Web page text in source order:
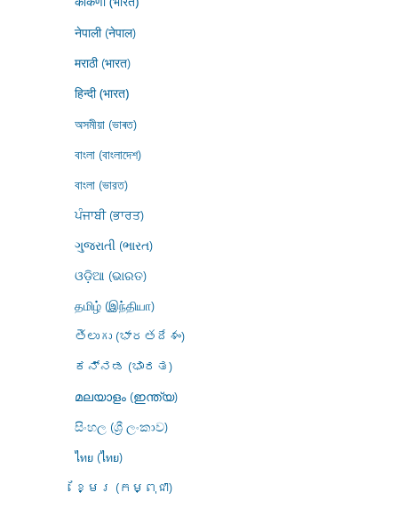
नेपाली (नेपाल)
मराठी (भारत)
हिन्दी (भारत)
অসমীয়া (ভাৰত)
বাংলা (বাংলাদেশ)
বাংলা (ভারত)
ਪੰਜਾਬੀ (ਭਾਰਤ)
ગુજરાતી (ભારત)
ଓଡ଼ିଆ (ଭାରତ)
தமிழ் (இந்தியா)
తెలుగు (భారతదేశం)
ಕನ್ನಡ (ಭಾರತ)
മലയാളം (ഇന്ത്യ)
සිංහල (ශ්‍රී ලංකාව)
ไทย (ไทย)
ខ្មែរ (កម្ពុជា)